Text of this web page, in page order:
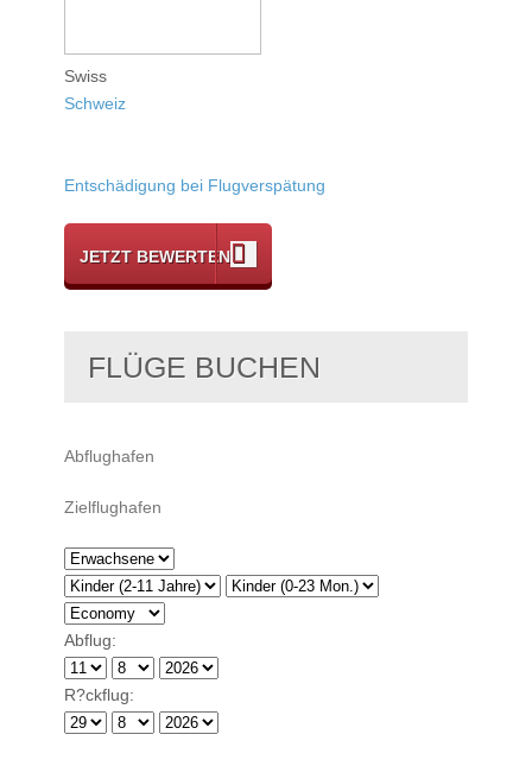
Swiss
Schweiz
Entschädigung bei Flugverspätung
JETZT BEWERTEN
FLÜGE BUCHEN
Abflug:
R?ckflug: